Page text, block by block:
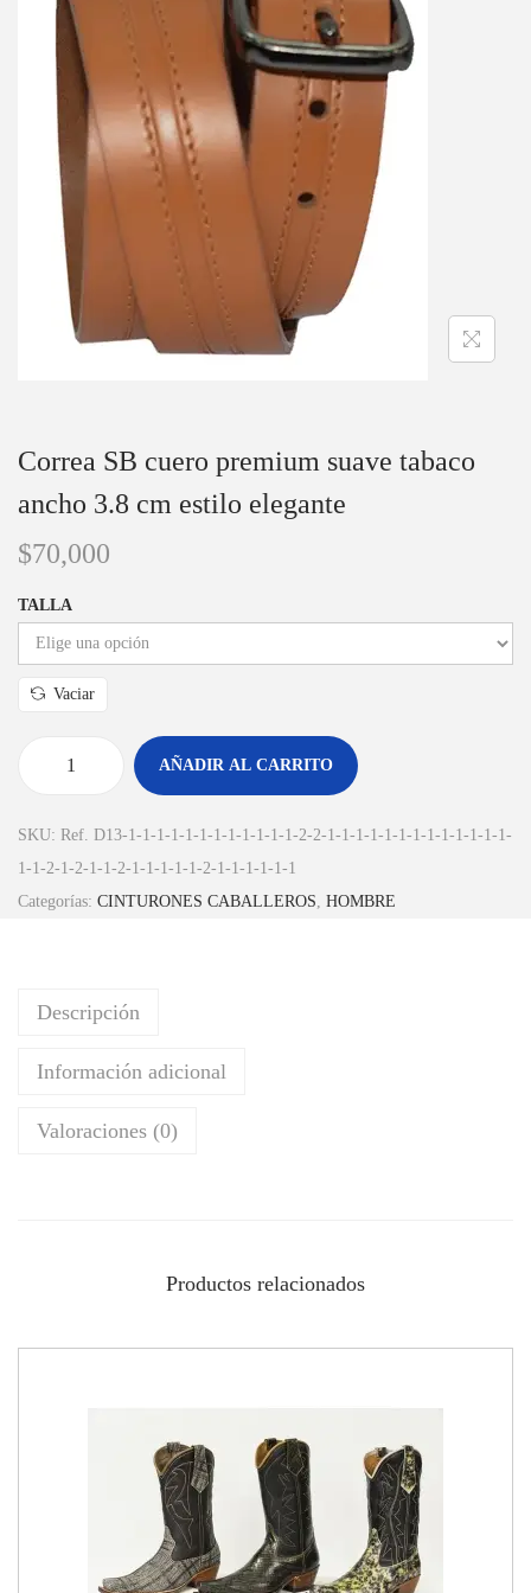
Correa SB cuero premium suave tabaco
ancho 3.8 cm estilo elegante
$70,000
TALLA
Vaciar
AÑADIR AL CARRITO
SKU: Ref. D13-1-1-1-1-1-1-1-1-1-1-1-1-2-2-1-1-1-1-1-1-1-1-1-1-1-1-1-
1-1-2-1-2-1-1-2-1-1-1-1-1-2-1-1-1-1-1-1
Categorías: CINTURONES CABALLEROS, HOMBRE
Descripción
Información adicional
Valoraciones (0)
Productos relacionados